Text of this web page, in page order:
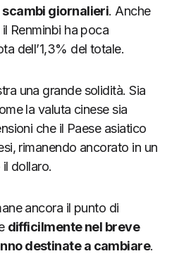
giornalieri. Anche
Renminbi ha poca
dell’1,3% del totale.
una grande solidità. Sia
la valuta cinese sia
che il Paese asiatico
rimanendo ancorato in un
dollaro.
ancora il punto di
difficilmente nel breve
destinate a cambiare.